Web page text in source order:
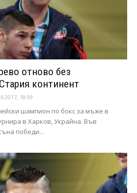
отново без
континент
18:09
шампион по бокс за мъже в
в Харков, Украйна. Във
победи...